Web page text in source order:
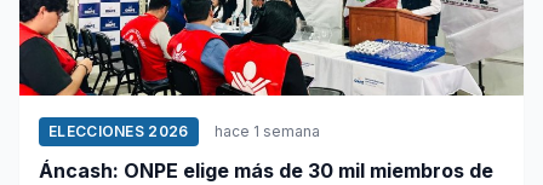
ELECCIONES 2026 hace 1 semana
Áncash: ONPE elige más de 30 mil miembros de